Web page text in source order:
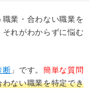
業・合わない職業を
れがわからずに悩む
断 」です。 簡単な質問
ない職業を特定でき